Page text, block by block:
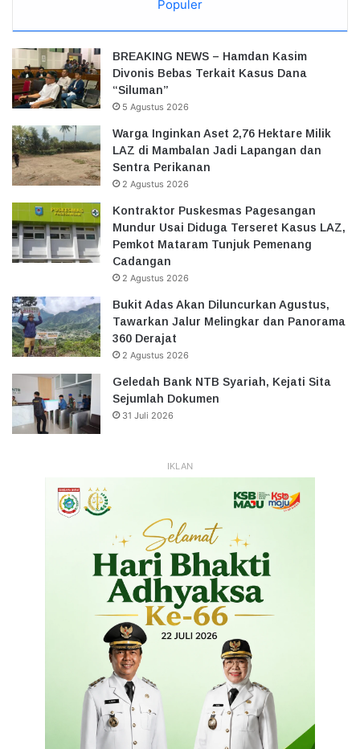
Populer
BREAKING NEWS – Hamdan Kasim
Divonis Bebas Terkait Kasus Dana
“Siluman”
5 Agustus 2026
Warga Inginkan Aset 2,76 Hektare Milik
LAZ di Mambalan Jadi Lapangan dan
Sentra Perikanan
2 Agustus 2026
Kontraktor Puskesmas Pagesangan
Mundur Usai Diduga Terseret Kasus LAZ,
Pemkot Mataram Tunjuk Pemenang
Cadangan
2 Agustus 2026
Bukit Adas Akan Diluncurkan Agustus,
Tawarkan Jalur Melingkar dan Panorama
360 Derajat
2 Agustus 2026
Geledah Bank NTB Syariah, Kejati Sita
Sejumlah Dokumen
31 Juli 2026
IKLAN